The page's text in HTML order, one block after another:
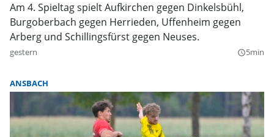
Am 4. Spieltag spielt Aufkirchen gegen Dinkelsbühl,
Burgoberbach gegen Herrieden, Uffenheim gegen
Arberg und Schillingsfürst gegen Neuses.
gestern query_builder5min
ANSBACH